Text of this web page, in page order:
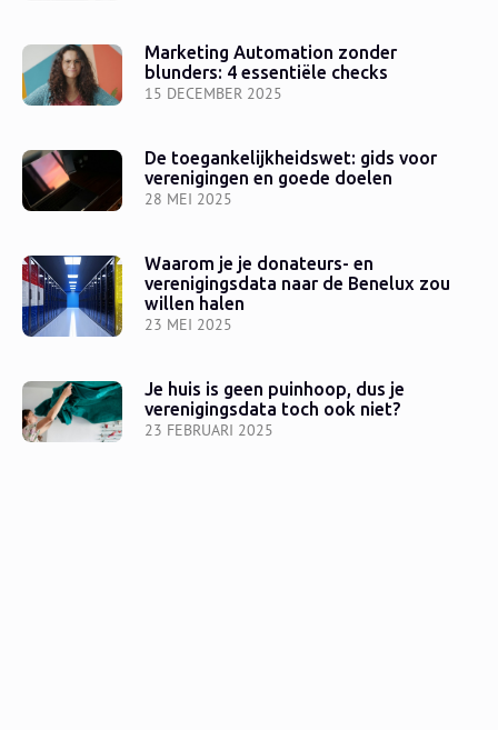
15 DECEMBER 2025
Marketing Automation zonder
blunders: 4 essentiële checks
28 MEI 2025
De toegankelijkheidswet: gids voor
verenigingen en goede doelen
23 MEI 2025
Waarom je je donateurs- en
verenigingsdata naar de Benelux zou
willen halen
23 FEBRUARI 2025
Je huis is geen puinhoop, dus je
verenigingsdata toch ook niet?